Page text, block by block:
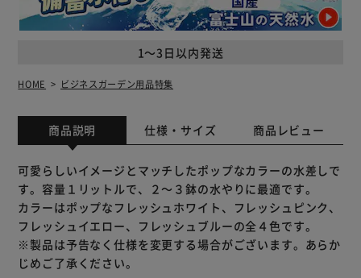
1～3日以内発送
HOME ビジネスガーデン用品特集
商品説明 仕様・サイズ 商品レビュー
可愛らしいイメージとマッチしたポップなカラーの水差しで
す。容量１リットルで、２～３鉢の水やりに最適です。
カラーはポップなフレッシュホワイト、フレッシュピンク、
フレッシュイエロー、フレッシュブルーの全４色です。
※製品は予告なく仕様を変更する場合がございます。あらか
じめご了承ください。